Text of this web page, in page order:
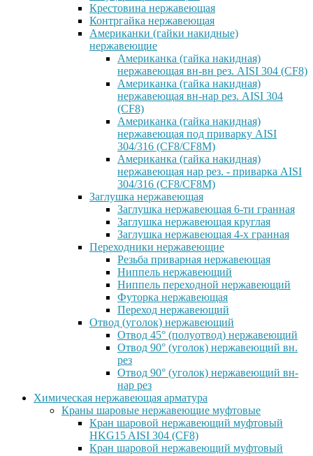
Крестовина нержавеющая
Контргайка нержавеющая
Американки (гайки накидные)
нержавеющие
Американка (гайка накидная)
нержавеющая вн-вн рез. AISI 304 (CF8)
Американка (гайка накидная)
нержавеющая вн-нар рез. AISI 304
(CF8)
Американка (гайка накидная)
нержавеющая под приварку AISI
304/316 (CF8/CF8M)
Американка (гайка накидная)
нержавеющая нар рез. - приварка AISI
304/316 (CF8/CF8M)
Заглушка нержавеющая
Заглушка нержавеющая 6-ти гранная
Заглушка нержавеющая круглая
Заглушка нержавеющая 4-х гранная
Переходники нержавеющие
Резьба приварная нержавеющая
Ниппель нержавеющий
Ниппель переходной нержавеющий
Футорка нержавеющая
Переход нержавеющий
Отвод (уголок) нержавеющий
Отвод 45° (полуотвод) нержавеющий
Отвод 90° (уголок) нержавеющий вн.
рез
Отвод 90° (уголок) нержавеющий вн-
нар рез
Химическая нержавеющая арматура
Краны шаровые нержавеющие муфтовые
Кран шаровой нержавеющий муфтовый
HKG15 AISI 304 (CF8)
Кран шаровой нержавеющий муфтовый